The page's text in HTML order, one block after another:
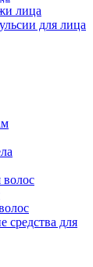
лица
для лица
средства для